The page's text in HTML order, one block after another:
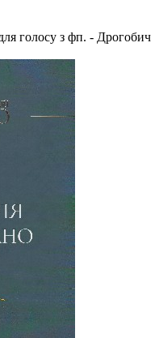
голосу з фп. - Дрогобич